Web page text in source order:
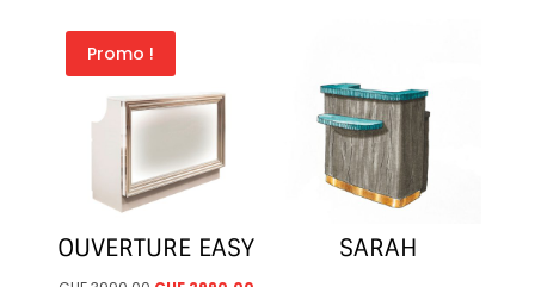
Promo !
OUVERTURE EASY SARAH